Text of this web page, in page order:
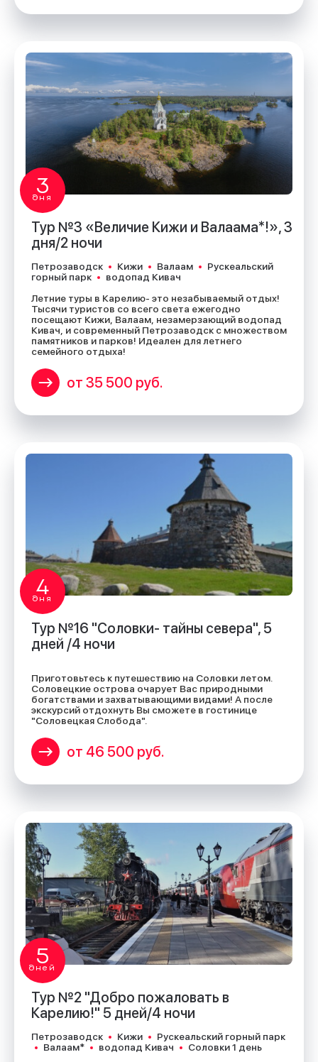
3
дня
Тур №3 «Величие Кижи и Валаама*!», 3
дня/2 ночи
Петрозаводск Кижи Валаам
Рускеальский
горный парк
водопад Кивач
Летние туры в Карелию- это незабываемый отдых!
Тысячи туристов со всего света ежегодно
посещают Кижи, Валаам, незамерзающий водопад
Кивач, и современный Петрозаводск с множеством
памятников и парков! Идеален для летнего
семейного отдыха!
от 35 500 руб.
4
дня
Тур №16 "Соловки- тайны севера", 5
дней /4 ночи
Приготовьтесь к путешествию на Соловки летом.
Соловецкие острова очарует Вас природными
богатствами и захватывающими видами! А после
экскурсий отдохнуть Вы сможете в гостинице
"Соловецкая Слобода".
от 46 500 руб.
5
дней
Тур №2 "Добро пожаловать в
Карелию!" 5 дней/4 ночи
Петрозаводск Кижи
Рускеальский горный парк
Валаам*
водопад Кивач
Соловки 1 день